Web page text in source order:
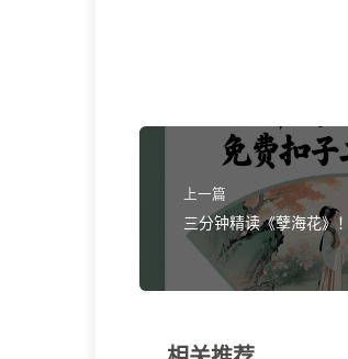
上一篇
三分钟精读《孽海花》